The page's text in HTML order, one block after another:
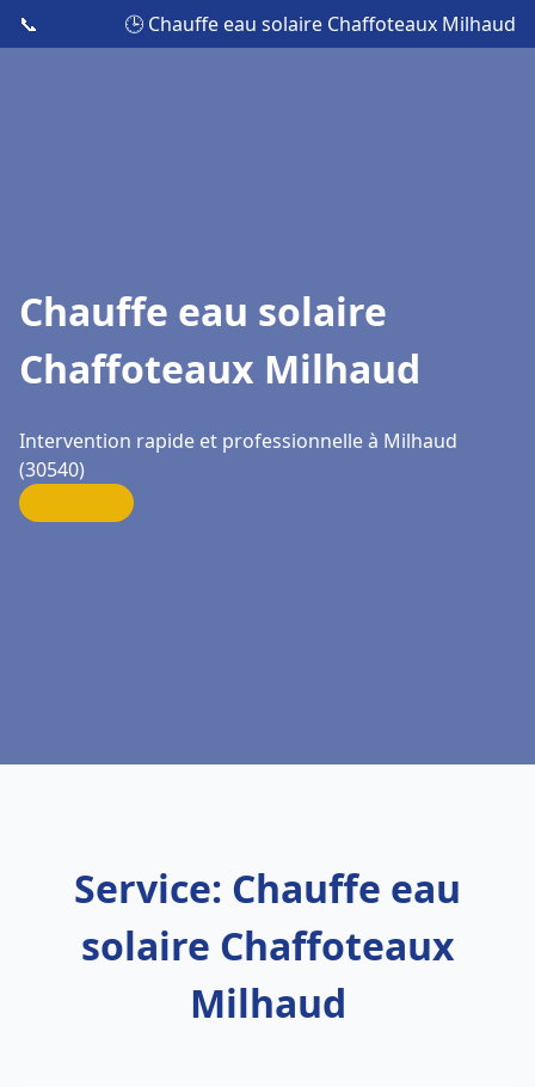
📞 🕒 Chauffe eau solaire Chaffoteaux Milhaud
Chauffe eau solaire
Chaffoteaux Milhaud
Intervention rapide et professionnelle à Milhaud
(30540)
Service: Chauffe eau
solaire Chaffoteaux
Milhaud